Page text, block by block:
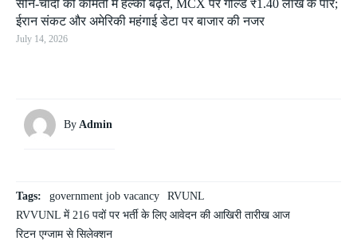
सोने-चांदी की कीमतों में हल्की बढ़त, MCX पर गोल्ड ₹1.40 लाख के पार;
ईरान संकट और अमेरिकी महंगाई डेटा पर बाजार की नजर
July 14, 2026
By Admin
Tags: government job vacancy
RVUNL
RVVUNL में 216 पदों पर भर्ती के लिए आवेदन की आखिरी तारीख आज
रिटन एग्जाम से सिलेक्शन